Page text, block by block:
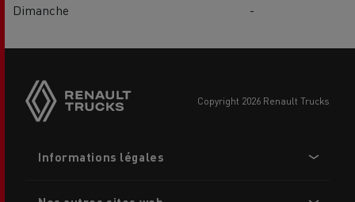
Dimanche
-
buttons
copyright 2026 Renault Trucks
menu
Informations légales